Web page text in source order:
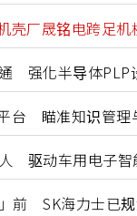
厂晟铭电跨足机
强化半导体PLP
台 瞄准知识管理
驱动车用电子智
前 SK海力士已